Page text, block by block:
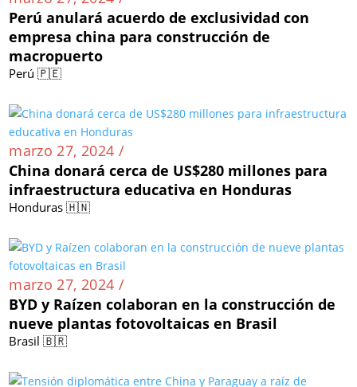
marzo 27, 2024 /
Perú anulará acuerdo de exclusividad con
empresa china para construcción de
Perú 🇵🇪
marzo 27, 2024 /
China donará cerca de US$280 millones para
Honduras 🇭🇳
marzo 27, 2024 /
BYD y Raízen colaboran en la construcción de
Brasil 🇧🇷